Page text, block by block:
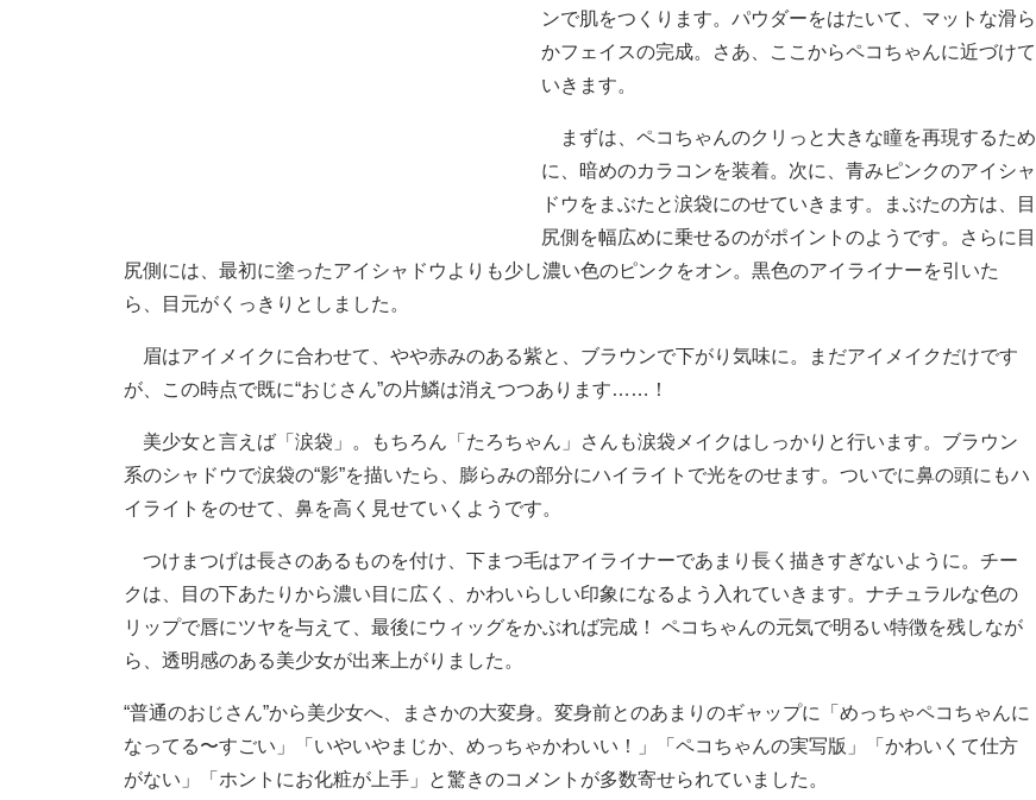
ンで肌をつくります。パウダーをはたいて、マットな滑ら
かフェイスの完成。さあ、ここからペコちゃんに近づけて
いきます。
まずは、ペコちゃんのクリっと大きな瞳を再現するため
に、暗めのカラコンを装着。次に、青みピンクのアイシャ
ドウをまぶたと涙袋にのせていきます。まぶたの方は、目
尻側を幅広めに乗せるのがポイントのようです。さらに目
尻側には、最初に塗ったアイシャドウよりも少し濃い色のピンクをオン。黒色のアイライナーを引いた
ら、目元がくっきりとしました。
眉はアイメイクに合わせて、やや赤みのある紫と、ブラウンで下がり気味に。まだアイメイクだけです
が、この時点で既に“おじさん”の片鱗は消えつつあります……！
美少女と言えば「涙袋」。もちろん「たろちゃん」さんも涙袋メイクはしっかりと行います。ブラウン
系のシャドウで涙袋の“影”を描いたら、膨らみの部分にハイライトで光をのせます。ついでに鼻の頭にもハ
イライトをのせて、鼻を高く見せていくようです。
つけまつげは長さのあるものを付け、下まつ毛はアイライナーであまり長く描きすぎないように。チー
クは、目の下あたりから濃い目に広く、かわいらしい印象になるよう入れていきます。ナチュラルな色の
リップで唇にツヤを与えて、最後にウィッグをかぶれば完成！ ペコちゃんの元気で明るい特徴を残しなが
ら、透明感のある美少女が出来上がりました。
“普通のおじさん”から美少女へ、まさかの大変身。変身前とのあまりのギャップに「めっちゃペコちゃんに
なってる〜すごい」「いやいやまじか、めっちゃかわいい！」「ペコちゃんの実写版」「かわいくて仕方
がない」「ホントにお化粧が上手」と驚きのコメントが多数寄せられていました。